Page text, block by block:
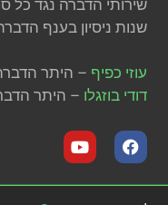
שנות ניסיון בענף
עוזי כפיף – היתר
דודי בוזגלו – היתר